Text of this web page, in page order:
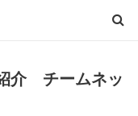
介 チームネッ